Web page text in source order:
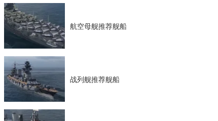
航空母舰推荐舰船
战列舰推荐舰船